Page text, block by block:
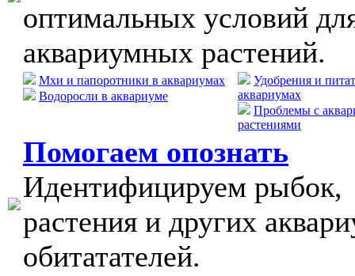
оптимальных условий
аквариумных растений.
Мхи и папоротники в аквариумах
Водоросли в аквариуме
Удобрения и
аквариумах
Проблемы с
растениями
Помогаем опознать
Идентифицируем рыбок,
растения и других
обитатателей.